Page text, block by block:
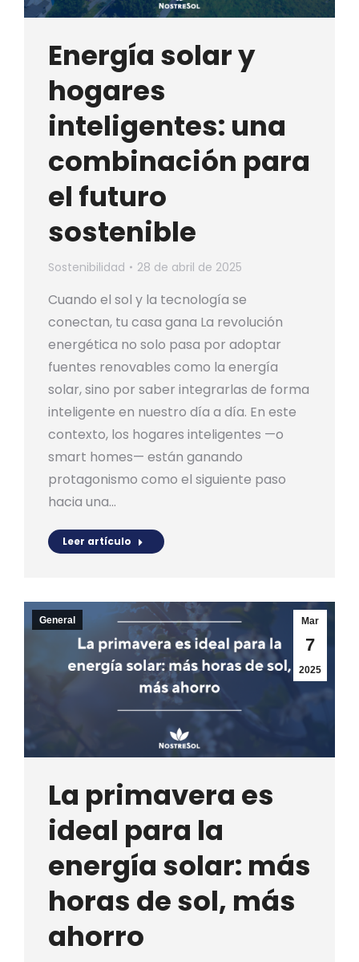
Energía solar y
hogares
inteligentes: una
combinación para
el futuro
sostenible
Sostenibilidad 28 de abril de 2025
Cuando el sol y la tecnología se
conectan, tu casa gana La revolución
energética no solo pasa por adoptar
fuentes renovables como la energía
solar, sino por saber integrarlas de forma
inteligente en nuestro día a día. En este
contexto, los hogares inteligentes —o
smart homes— están ganando
protagonismo como el siguiente paso
hacia una…
Leer artículo
Mar
7
2025
General
La primavera es
ideal para la
energía solar: más
horas de sol, más
ahorro